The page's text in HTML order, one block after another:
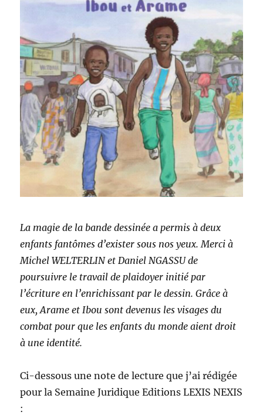
La magie de la bande dessinée a permis à deux
enfants fantômes d’exister sous nos yeux. Merci à
Michel WELTERLIN et Daniel NGASSU de
poursuivre le travail de plaidoyer initié par
l’écriture en l’enrichissant par le dessin.Grâce à
eux, Arame et Ibou sont devenus les visages du
combat pour que les enfants du monde aient droit
à une identité.
Ci-dessous une note de lecture que j’ai rédigée
pour la Semaine Juridique Editions LEXIS NEXIS
: